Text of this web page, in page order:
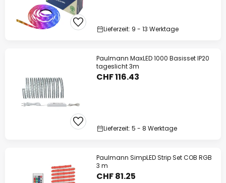
Lieferzeit: 9 - 13 Werktage
Paulmann MaxLED 1000 Basisset IP20
tageslicht 3m
CHF 116.43
Lieferzeit: 5 - 8 Werktage
Paulmann SimpLED Strip Set COB RGB
3 m
CHF 81.25